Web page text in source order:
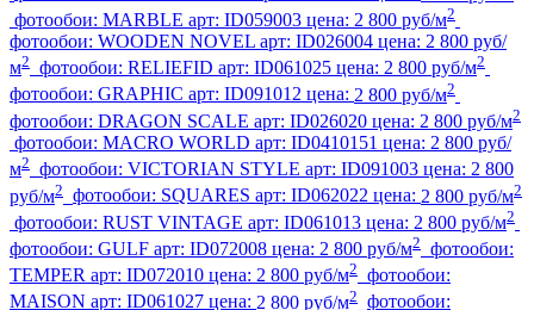
фотообои: MARBLE арт: ID059003 цена: 2 800 руб/м2
фотообои: WOODEN NOVEL арт: ID026004 цена: 2 800 руб/
м2 фотообои: RELIEFID арт: ID061025 цена: 2 800 руб/м2
фотообои: GRAPHIC арт: ID091012 цена: 2 800 руб/м2
фотообои: DRAGON SCALE арт: ID026020 цена: 2 800 руб/м2
фотообои: MACRO WORLD арт: ID0410151 цена: 2 800 руб/
м2 фотообои: VICTORIAN STYLE арт: ID091003 цена: 2 800
руб/м2 фотообои: SQUARES арт: ID062022 цена: 2 800 руб/м2
фотообои: RUST VINTAGE арт: ID061013 цена: 2 800 руб/м2
фотообои: GULF арт: ID072008 цена: 2 800 руб/м2 фотообои:
TEMPER арт: ID072010 цена: 2 800 руб/м2 фотообои:
MAISON арт: ID061027 цена: 2 800 руб/м2 фотообои: